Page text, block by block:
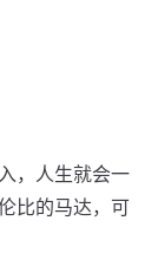
，人生就会一
比的马达，可